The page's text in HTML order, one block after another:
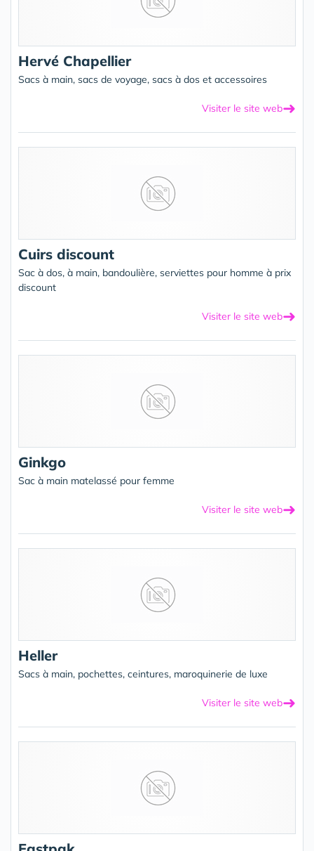
Hervé Chapellier
Sacs à main, sacs de voyage, sacs à dos et accessoires
Visiter le site web➜
Cuirs discount
Sac à dos, à main, bandoulière, serviettes pour homme à prix
discount
Visiter le site web➜
Ginkgo
Sac à main matelassé pour femme
Visiter le site web➜
Heller
Sacs à main, pochettes, ceintures, maroquinerie de luxe
Visiter le site web➜